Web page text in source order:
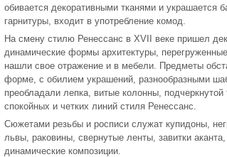
обивается декоративными тканями и украшается
гарнитуры, входит в употребление комод.
На смену стилю Ренессанс в ХVII веке пришел
динамические формы архитектуры,
нашли свое отражение и в мебели. Предметы
форме, с обилием украшений, разнообразными
преобладали лепка, витые колонны,
спокойных и четких линий стиля Ренессанс.
Сюжетами резьбы и росписи служат купидоны,
львы, раковины, свернутые ленты, завитки
динамические композиции.